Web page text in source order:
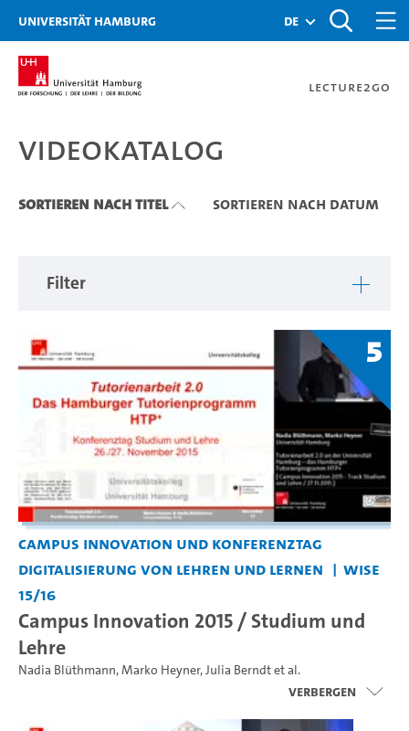
Zu den Filtern
Zur Metanavigation
Zur Hauptnavigation
Zur Suche
Zum Inhalt
Zum Seitenfuss
Universität Hamburg de
Lecture2Go
Videokatalog
Videokatalog
Sortieren nach Titel Sortieren nach Datum
Filter
5
Campus Innovation und Konferenztag
Digitalisierung von Lehren und Lernen
WiSe
15/16
Campus Innovation 2015 / Studium und
Lehre
Nadia Blüthmann,Marko Heyner,Julia Berndtet al.
Verbergen